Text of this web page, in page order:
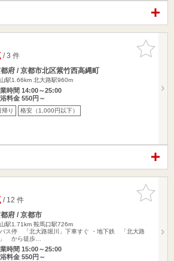
お気に入
りに追加
/ 3 件
府 / 京都市北区紫竹西高縄町
駅1.66km 北大路駅960m
時間 14:00～25:00
料金 550円～
帰り 格安（1,000円以下）
お気に入
りに追加
/ 12 件
府 / 京都市
駅1.71km 鞍馬口駅726m
バス停 「北大路堀川」下車すぐ ・地下鉄 「北大路
から徒歩…
時間 15:00～25:00
料金 550円～